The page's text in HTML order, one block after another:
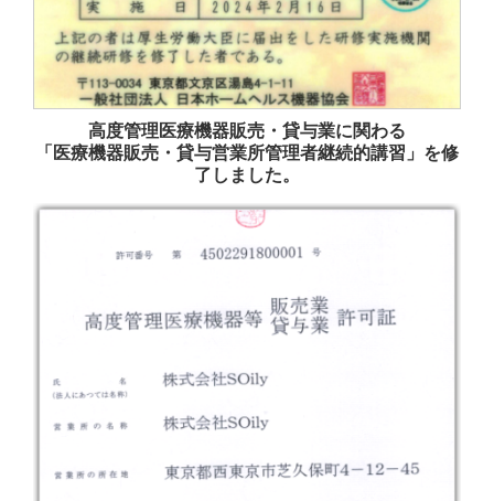
高度管理医療機器販売・貸与業に関わる
「医療機器販売・貸与営業所管理者継続的講習」を修
了しました。